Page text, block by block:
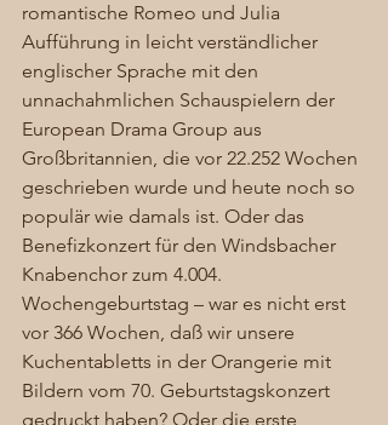
romantische Romeo und Julia
Aufführung in leicht verständlicher
englischer Sprache mit den
unnachahmlichen Schauspielern der
European Drama Group aus
Großbritannien, die vor 22.252 Wochen
geschrieben wurde und heute noch so
populär wie damals ist. Oder das
Benefizkonzert für den Windsbacher
Knabenchor zum 4.004.
Wochengeburtstag – war es nicht erst
vor 366 Wochen, daß wir unsere
Kuchentabletts in der Orangerie mit
Bildern vom 70. Geburtstagskonzert
gedruckt haben? Oder die erste